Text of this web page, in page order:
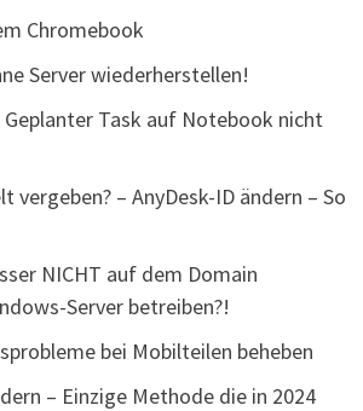
Chromebook
Server wiederherstellen!
Task auf Notebook nicht
vergeben? – AnyDesk-ID ändern – So
NICHT auf dem Domain
Server betreiben?!
bei Mobilteilen beheben
– Einzige Methode die in 2024